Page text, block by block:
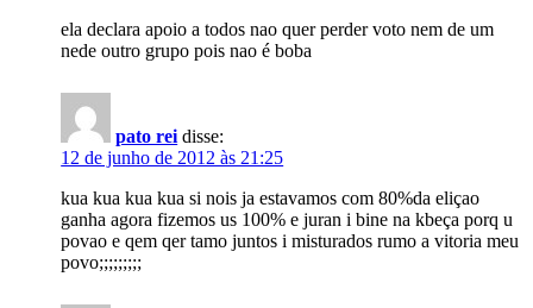
ela declara apoio a todos nao quer perder voto nem de um
nede outro grupo pois nao é boba
pato rei disse:
12 de junho de 2012 às 21:25
kua kua kua kua si nois ja estavamos com 80%da eliçao
ganha agora fizemos us 100% e juran i bine na kbeça porq u
povao e qem qer tamo juntos i misturados rumo a vitoria meu
povo;;;;;;;;;